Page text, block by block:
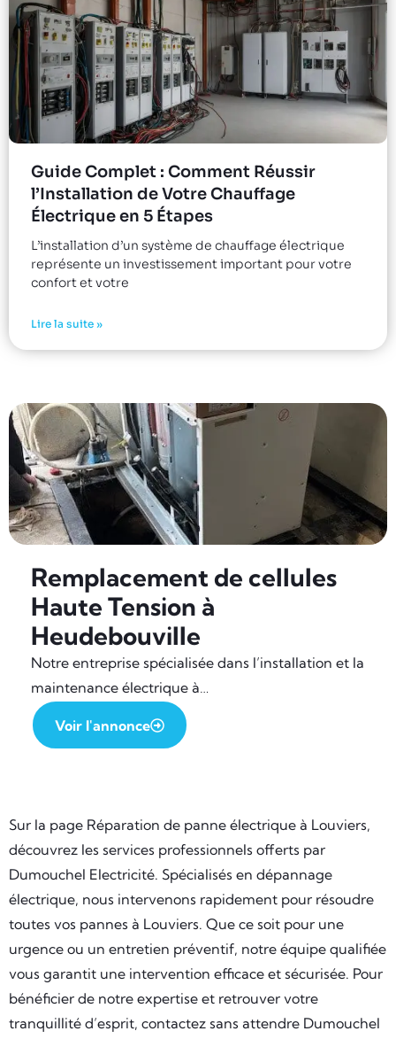
Guide Complet : Comment Réussir
l’Installation de Votre Chauffage
Électrique en 5 Étapes
L’installation d’un système de chauffage électrique
représente un investissement important pour votre
confort et votre
Lire la suite »
Remplacement de cellules
Haute Tension à
Heudebouville
Notre entreprise spécialisée dans l’installation et la
maintenance électrique à…
Voir l'annonce
Sur la page Réparation de panne électrique à Louviers,
découvrez les services professionnels offerts par
Dumouchel Electricité. Spécialisés en dépannage
électrique, nous intervenons rapidement pour résoudre
toutes vos pannes à Louviers. Que ce soit pour une
urgence ou un entretien préventif, notre équipe qualifiée
vous garantit une intervention efficace et sécurisée. Pour
bénéficier de notre expertise et retrouver votre
tranquillité d’esprit, contactez sans attendre Dumouchel